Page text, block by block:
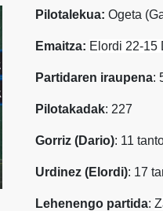
Pilotalekua: Ogeta
Emaitza: Elordi 22-15
Partidaren iraupena:
Pilotakadak: 227
Gorriz (Dario): 11
Urdinez (Elordi): 17
Lehenengo partida: